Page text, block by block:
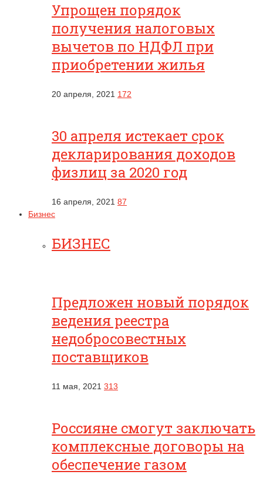
Упрощен порядок
получения налоговых
вычетов по НДФЛ при
приобретении жилья
20 апреля, 2021 172
30 апреля истекает срок
декларирования доходов
физлиц за 2020 год
16 апреля, 2021 87
Бизнес
БИЗНЕС
Предложен новый порядок
ведения реестра
недобросовестных
поставщиков
11 мая, 2021 313
Россияне смогут заключать
комплексные договоры на
обеспечение газом